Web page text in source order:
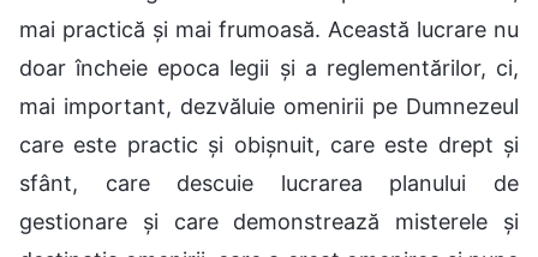
mai practică și mai frumoasă. Această lucrare nu
doar încheie epoca legii și a reglementărilor, ci,
mai important, dezvăluie omenirii pe Dumnezeul
care este practic și obișnuit, care este drept și
sfânt, care descuie lucrarea planului de
gestionare și care demonstrează misterele și